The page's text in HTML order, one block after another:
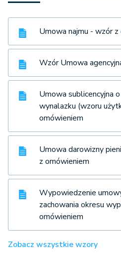
Umowa najmu - wzór
Wzór Umowa
Umowa sublicencyjna
wynalazku (wzoru
omówieniem
Umowa darowizny
z omówieniem
Wypowiedzenie
zachowania okresu
omówieniem
Zobacz wszystkie wzory